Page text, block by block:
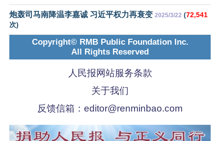
炮轰司马南降温李嘉诚 习近平权力再衰变 2025/3/22 (72,541
次)
Copyright© RMB Public Foundation Inc.
All Rights Reserved
人民报网站服务条款
关于我们
反馈信箱： editor@renminbao.com